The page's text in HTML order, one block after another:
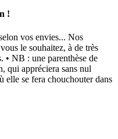
!
vos envies... Nos
le souhaitez, à de très
• NB : une parenthèse de
qui appréciera sans nul
elle se fera chouchouter dans